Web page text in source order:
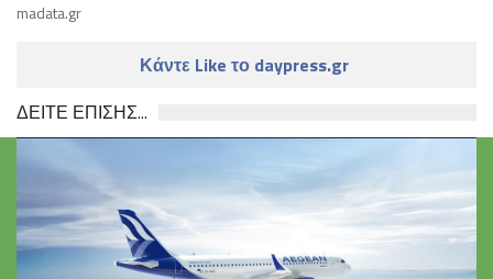
madata.gr
Κάντε Like το daypress.gr
ΔΕΙΤΕ ΕΠΙΣΗΣ...